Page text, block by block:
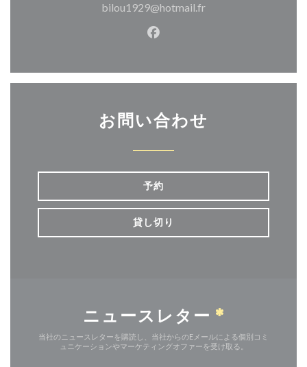
bilou1929@hotmail.fr
Facebook ((新しいウィン
お問い合わせ
予約
貸し切り
ニュースレター *
当社のニュースレターを購読し、当社からのEメールによる個別コミ
ュニケーションやマーケティングオファーを受け取る。